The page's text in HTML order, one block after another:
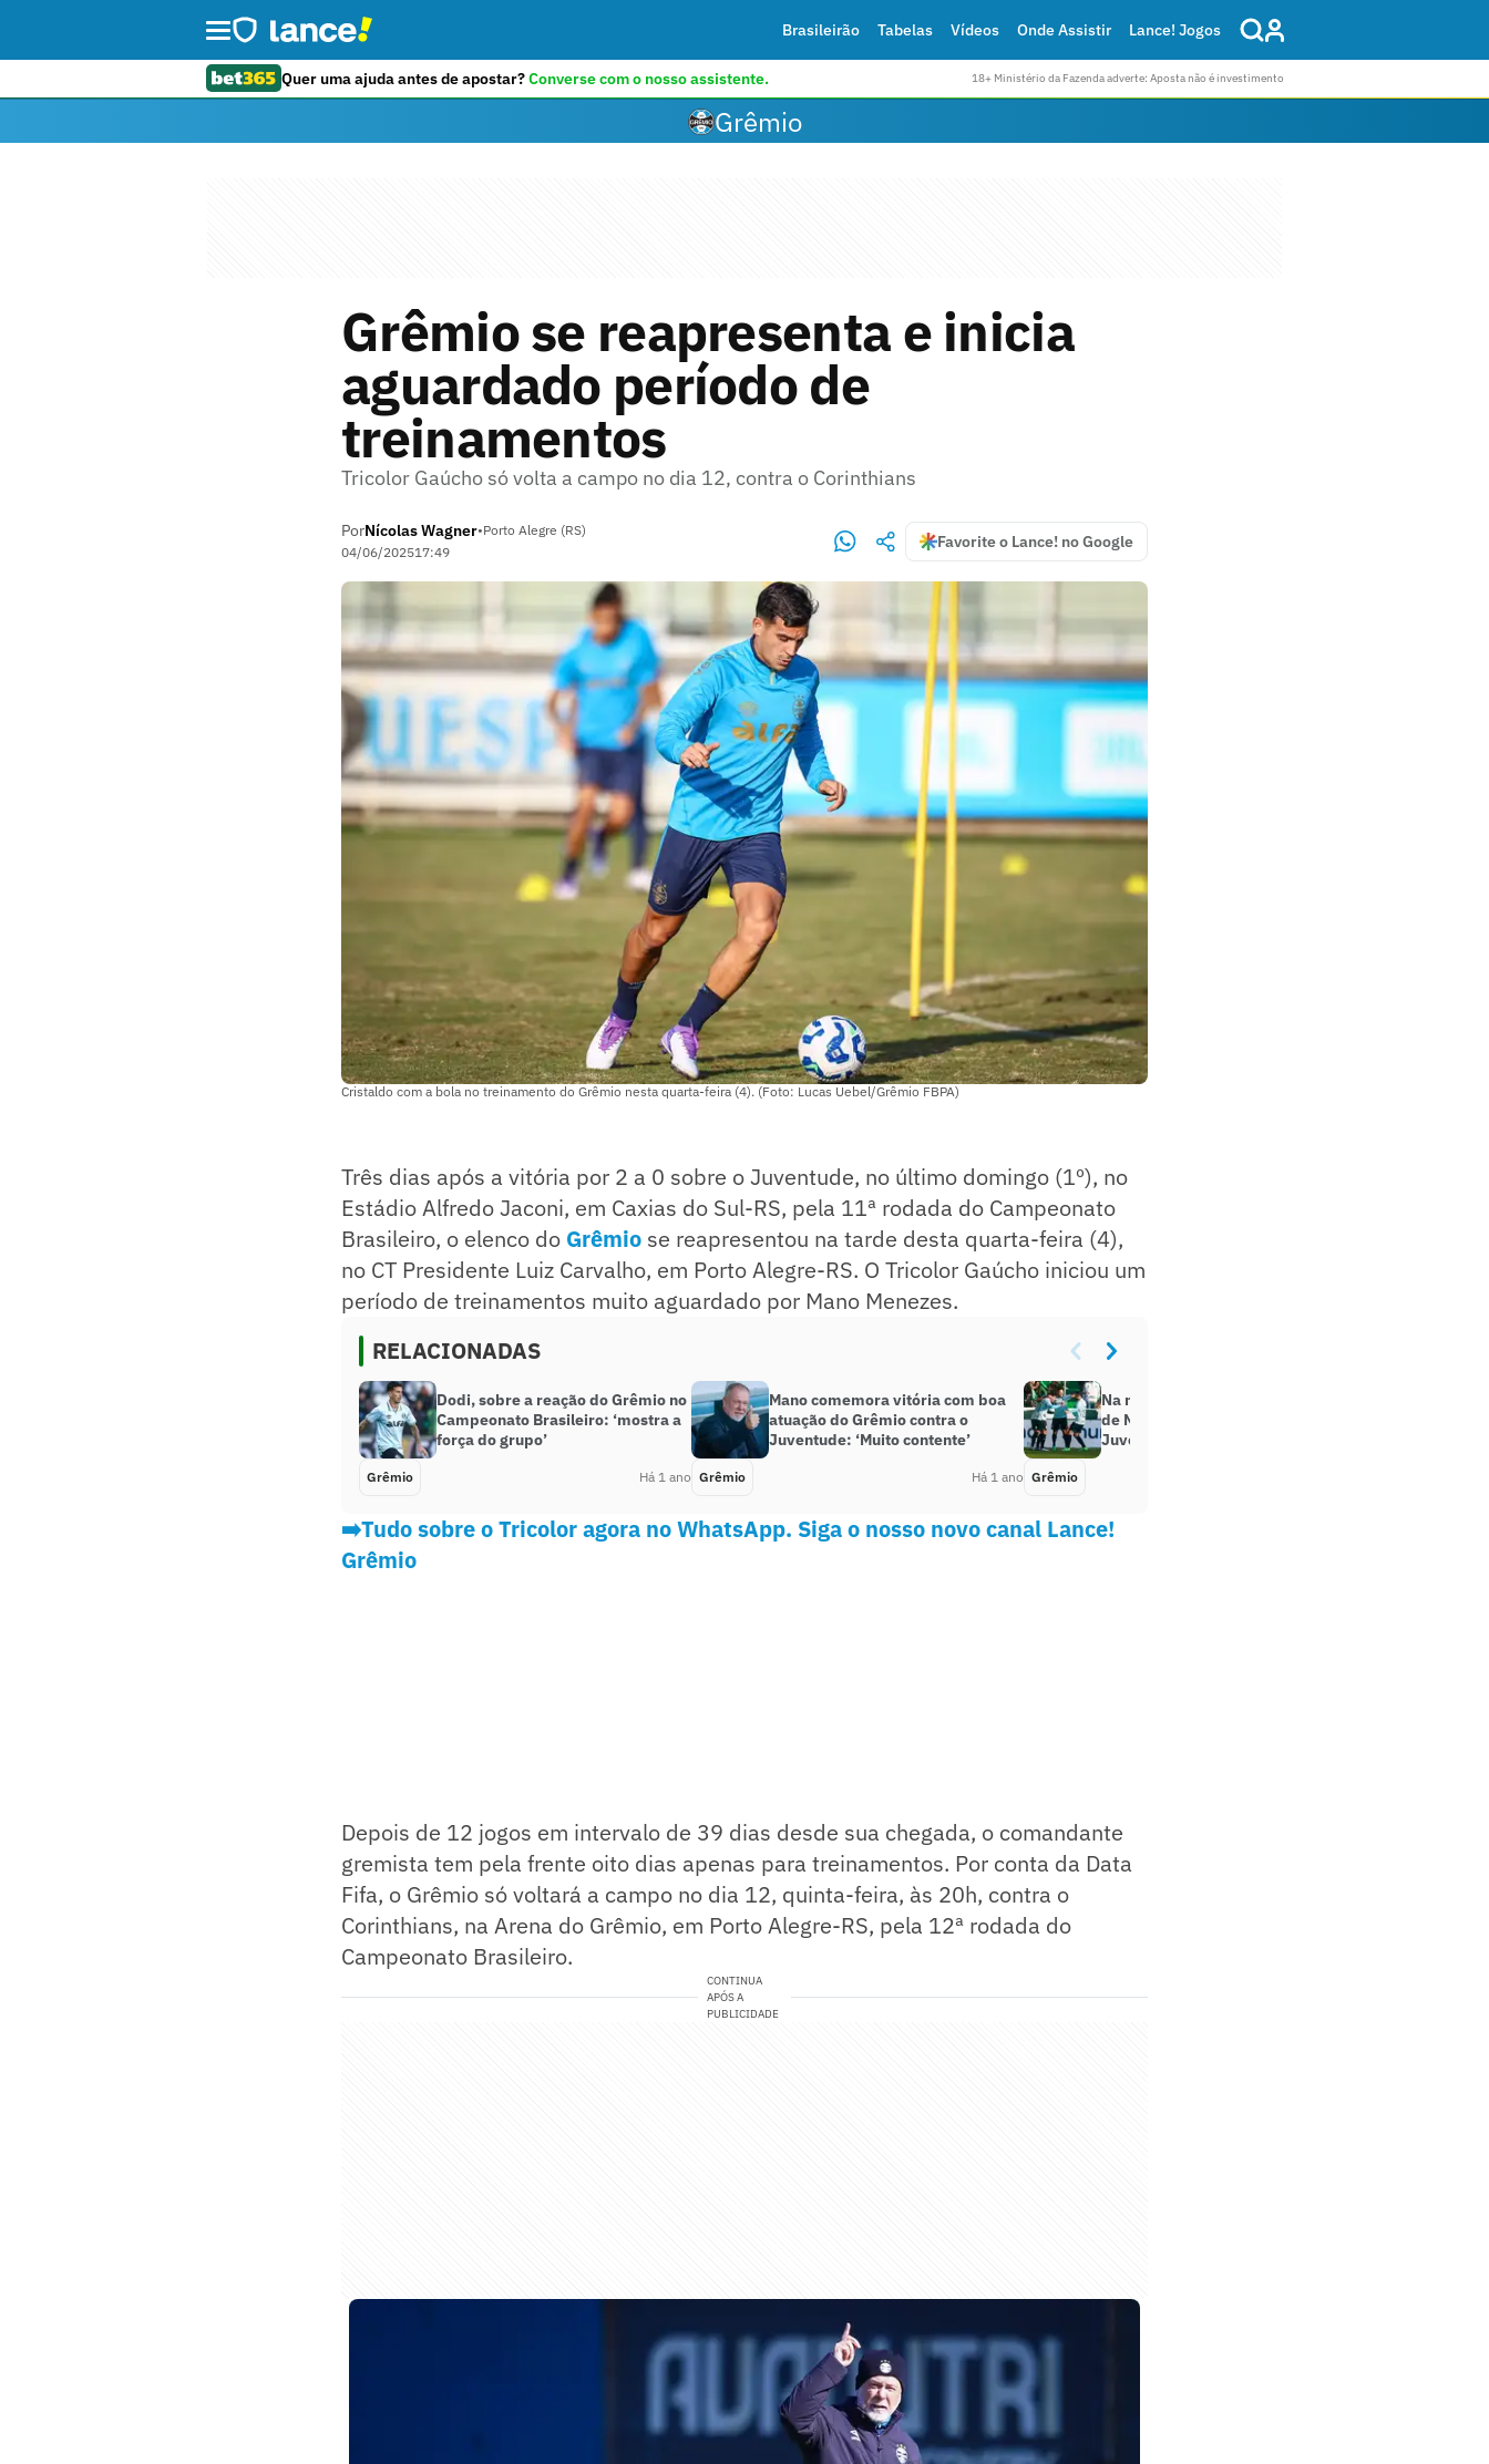
Brasileirão Tabelas Vídeos Onde Assistir Lance! Jogos
Quer uma ajuda antes de apostar?Converse com o nosso assistente. 18+ Ministério da Fazenda adverte: Aposta não é investimento
Grêmio
Grêmio se reapresenta e inicia
aguardado período de
treinamentos
Tricolor Gaúcho só volta a campo no dia 12, contra o Corinthians
PorNícolas Wagner•Porto Alegre (RS)
04/06/202517:49
Favorite o Lance! no Google
Cristaldo com a bola no treinamento do Grêmio nesta quarta-feira (4). (Foto: Lucas Uebel/Grêmio FBPA)
Três dias após a vitória por 2 a 0 sobre o Juventude, no último domingo (1º), no
Estádio Alfredo Jaconi, em Caxias do Sul-RS, pela 11ª rodada do Campeonato
Brasileiro, o elenco do Grêmio se reapresentou na tarde desta quarta-feira (4),
no CT Presidente Luiz Carvalho, em Porto Alegre-RS. O Tricolor Gaúcho iniciou um
período de treinamentos muito aguardado por Mano Menezes.
RELACIONADAS
Dodi, sobre a reação do Grêmio no
Campeonato Brasileiro: ‘mostra a
força do grupo’
Grêmio Há 1 ano
Mano comemora vitória com boa
atuação do Grêmio contra o
Juventude: ‘Muito contente’
Grêmio Há 1 ano
Na melhor atuação sob o comando
de Mano, Grêmio vence o
Juventude no Jaconi
Grêmio
➡️Tudo sobre o Tricolor agora no WhatsApp. Siga o nosso novo canal Lance!
Grêmio
Depois de 12 jogos em intervalo de 39 dias desde sua chegada, o comandante
gremista tem pela frente oito dias apenas para treinamentos. Por conta da Data
Fifa, o Grêmio só voltará a campo no dia 12, quinta-feira, às 20h, contra o
Corinthians, na Arena do Grêmio, em Porto Alegre-RS, pela 12ª rodada do
Campeonato Brasileiro.
CONTINUA
APÓS A
PUBLICIDADE